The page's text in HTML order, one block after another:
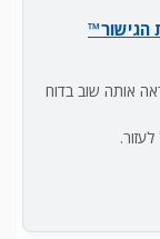
הגישור™
אותה שוב בדוח